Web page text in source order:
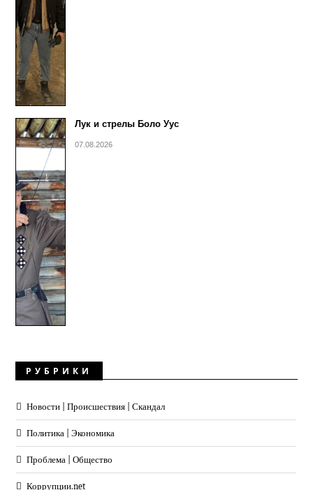
Лук и стрелы Боло Уус
07.08.2026
РУБРИКИ
Новости | Происшествия | Скандал
Политика | Экономика
Проблема | Общество
Коррупции.net